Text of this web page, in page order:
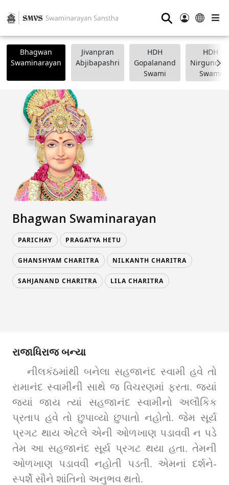
⚲
Bhagwan
Swaminarayan
Jivanpran
Abjibapashri
HDH
Gopalanand
Swami
HDH
Swami
Bhagwan Swaminarayan
PARICHAY PRAGATYA HETU
GHANSHYAM CHARITRA NILKANTH CHARITRA
SAHJANAND CHARITRA LILA CHARITRA
રાજાધિરાજ બન્યા
નીલકંઠમાંથી બનેલા સહજાનંદ સ્વામી હવે તો
રામાનંદ સ્વામીની સાથે જ વિચરણમાં ફરતા. જ્યાં
જ્યાં જાય ત્યાં સહજાનંદ સ્વામીનો અલૌકિક
પ્રતાપ હવે તો છુપાવ્યો છુપાતો નહોતો. જેમ સૂર્ય
પ્રગટ થાય એટલે એની ઓળખાણ પડાવવી ન પડે
તેમ આ સહજાનંદ સૂર્ય પ્રગટ થયા હતા. તેમની
ઓળખાણ પડાવવી નહોતી પડતી. એમનાં દર્શને-
સ્પર્શે સૌને શાંતિનો અનુભવ થતો.